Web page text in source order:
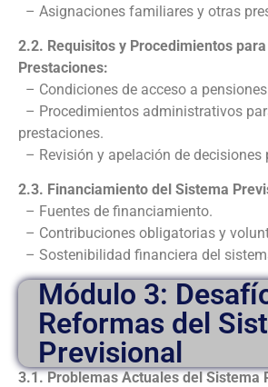
– Asignaciones familiares y otras
2.2. Requisitos y Procedimientos
Prestaciones:
– Condiciones de acceso a
– Procedimientos administrativos
prestaciones.
– Revisión y apelación de decisiones
2.3. Financiamiento del Sistema
– Fuentes de financiamiento.
– Contribuciones obligatorias y
– Sostenibilidad financiera del
Módulo 3:
Reformas del
Previsional
3.1. Problemas Actuales del Sistema